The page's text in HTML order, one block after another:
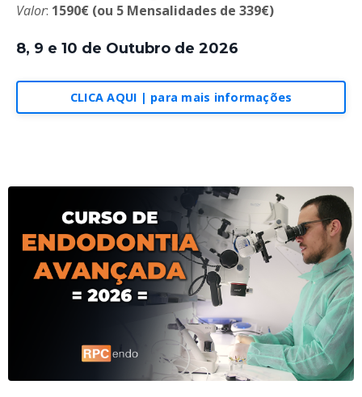
Valor: 1590€ (ou 5 Mensalidades de 339€)
8, 9 e 10 de Outubro de 2026
CLICA AQUI | para mais informações